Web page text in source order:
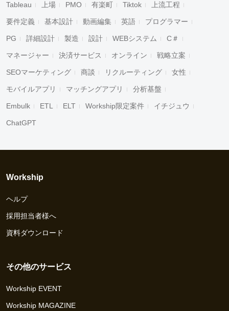
Tableau 上場 PMO 有楽町 Tiktok 上流工程
要件定義 基本設計 動画編集 英語 プログラマー
PG 詳細設計 製造 設計 WEBシステム C＃
マネージャー 決済サービス オンライン 戦略立案
SEOマーケティング 商談 リクルーティング 女性
モバイルアプリ マッチングアプリ 分析基盤
Embulk ETL ELT Workship限定案件 イチジュウ
ChatGPT
Workship
ヘルプ
採用担当者様へ
資料ダウンロード
その他のサービス
Workship EVENT
Workship MAGAZINE